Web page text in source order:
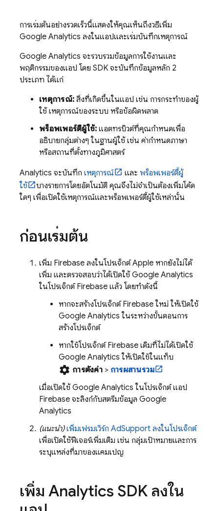
การเริ่มต้นอย่างรวดเร็วนี้แสดงให้คุณเห็นถึงวิธีเพิ่ม
Google Analytics ลงในแอปและเริ่มบันทึกเหตุการณ์
Google Analytics จะรวบรวมข้อมูลการใช้งานและ
พฤติกรรมของแอป โดย SDK จะบันทึกข้อมูลหลัก 2
ประเภท ได้แก่
เหตุการณ์: สิ่งที่เกิดขึ้นในแอป เช่น การกระทำของผู้
ใช้ เหตุการณ์ของระบบ หรือข้อผิดพลาด
พร็อพเพอร์ตี้ผู้ใช้: แอตทริบิวต์ที่คุณกำหนดเพื่อ
อธิบายกลุ่มต่างๆ ในฐานผู้ใช้ เช่น ค่ากำหนดภาษา
หรือสถานที่ตั้งทางภูมิศาสตร์
Analytics จะบันทึก เหตุการณ์ และ พร็อพเพอร์ตี้ผู้
ใช้
บางรายการโดยอัตโนมัติ คุณจึงไม่จำเป็นต้องเพิ่มโค้ด
ใดๆ เพื่อเปิดใช้เหตุการณ์และพร็อพเพอร์ตี้ผู้ใช้เหล่านั้น
ก่อนเริ่มต้น
เพิ่ม Firebase ลงในโปรเจ็กต์ Apple หากยังไม่ได้
เพิ่ม และตรวจสอบว่าได้เปิดใช้ Google Analytics
ในโปรเจ็กต์ Firebase แล้ว โดยทำดังนี้
หากจะสร้างโปรเจ็กต์ Firebase ใหม่ ให้เปิดใช้
Google Analytics ในระหว่างขั้นตอนการ
สร้างโปรเจ็กต์
หากใช้โปรเจ็กต์ Firebase เดิมที่ไม่ได้เปิดใช้
Google Analytics ให้เปิดใช้ในแท็บ
settings การตั้งค่า> การผสานรวม
เมื่อเปิดใช้ Google Analytics ในโปรเจ็กต์ แอป
Firebase จะลิงก์กับสตรีมข้อมูล Google
Analytics
(แนะนำ) เพิ่มเฟรมเวิร์ก AdSupport ลงในโปรเจ็กต์
เพื่อเปิดใช้ฟีเจอร์เพิ่มเติม เช่น กลุ่มเป้าหมายและการ
ระบุแหล่งที่มาของแคมเปญ
เพิ่ม Analytics SDK ลงใน